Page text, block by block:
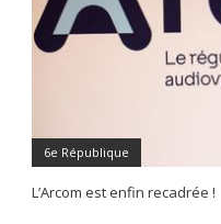
6e République
L’Arcom est enfin recadrée !